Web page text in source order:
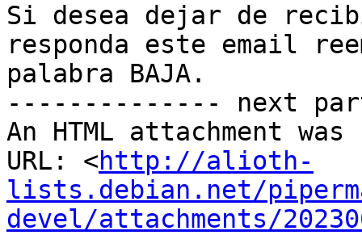
Si desea dejar de
responda este email
palabra BAJA.
-------------- next
An HTML attachment
URL: <http://alioth-
lists.debian.net/
devel/attachments/